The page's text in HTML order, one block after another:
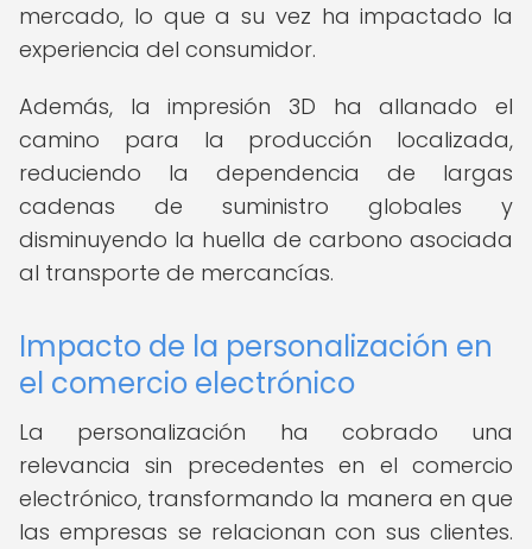
mercado, lo que a su vez ha impactado la
experiencia del consumidor.
Además, la impresión 3D ha allanado el
camino para la producción localizada,
reduciendo la dependencia de largas
cadenas de suministro globales y
disminuyendo la huella de carbono asociada
al transporte de mercancías.
Impacto de la personalización en
el comercio electrónico
La personalización ha cobrado una
relevancia sin precedentes en el comercio
electrónico, transformando la manera en que
las empresas se relacionan con sus clientes.